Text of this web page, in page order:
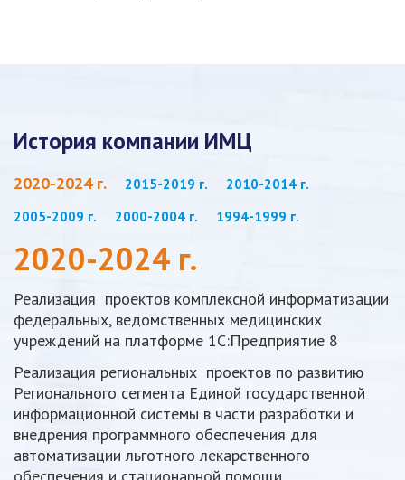
История компании ИМЦ
2020-2024 г. 2015-2019 г.
2010-2014 г.
2005-2009 г.
2000-2004 г. 1994-1999 г.
2020-2024 г.
Реализация проектов комплексной информатизации
федеральных, ведомственных медицинских
учреждений на платформе 1С:Предприятие 8
Реализация региональных проектов по развитию
Регионального сегмента Единой государственной
информационной системы в части разработки и
внедрения программного обеспечения для
автоматизации льготного лекарственного